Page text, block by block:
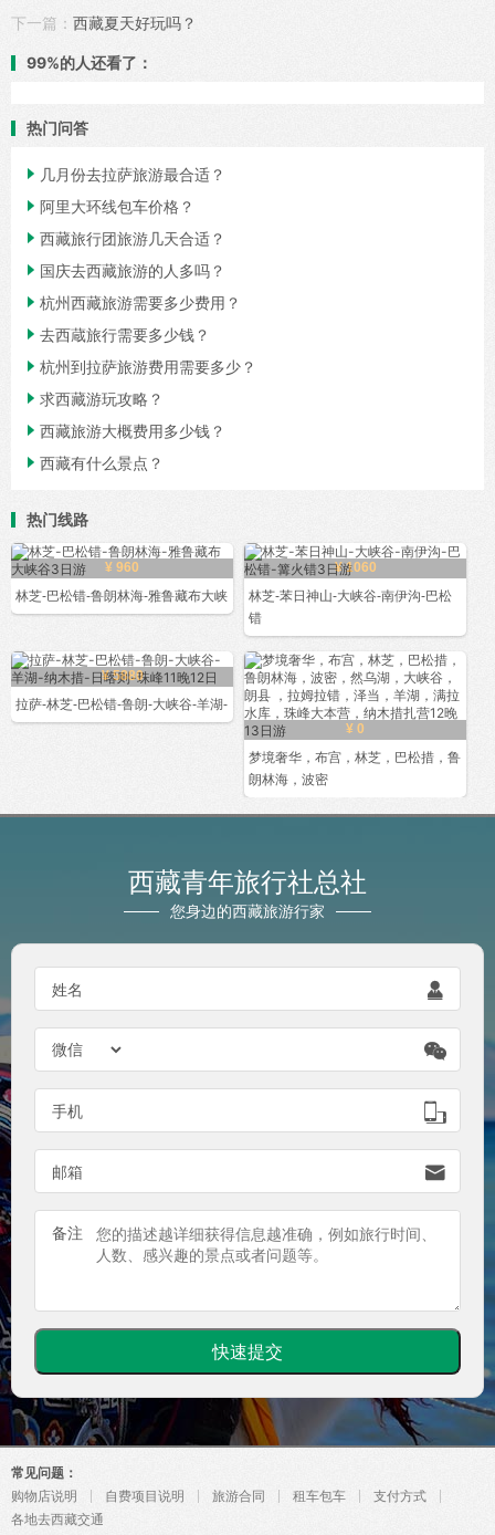
下一篇： 西藏夏天好玩吗？
99%的人还看了：
热门问答
 几月份去拉萨旅游最合适？
 阿里大环线包车价格？
 西藏旅行团旅游几天合适？
 国庆去西藏旅游的人多吗？
 杭州西藏旅游需要多少费用？
 去西蔵旅行需要多少钱？
 杭州到拉萨旅游费用需要多少？
 求西藏游玩攻略？
 西藏旅游大概费用多少钱？
 西藏有什么景点？
热门线路
¥ 960
林芝-巴松错-鲁朗林海-雅鲁藏布大峡
¥ 1060
林芝-苯日神山-大峡谷-南伊沟-巴松
错
¥ 5880
拉萨-林芝-巴松错-鲁朗-大峡谷-羊湖-
¥ 0
梦境奢华，布宫，林芝，巴松措，鲁
朗林海，波密
西藏青年旅行社总社
您身边的西藏旅游行家
姓名 

手机 
邮箱 
备注
常见问题：
购物店说明
自费项目说明 旅游合同 租车包车
支付方式
各地去西藏交通